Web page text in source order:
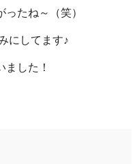
たね～（笑）
にしてます♪
ました！